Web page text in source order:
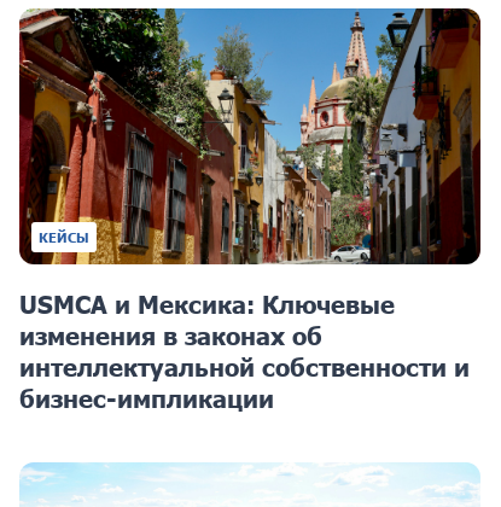
КЕЙСЫ
USMCA и Мексика: Ключевые
изменения в законах об
интеллектуальной собственности и
бизнес-импликации